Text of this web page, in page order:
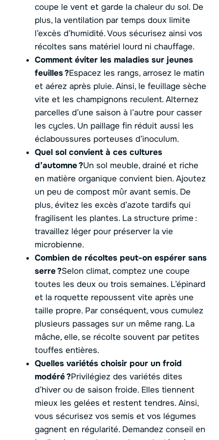
coupe le vent et garde la chaleur du sol. De
plus, la ventilation par temps doux limite
l’excès d’humidité. Vous sécurisez ainsi vos
récoltes sans matériel lourd ni chauffage.
Comment éviter les maladies sur jeunes
feuilles ?Espacez les rangs, arrosez le matin
et aérez après pluie. Ainsi, le feuillage sèche
vite et les champignons reculent. Alternez
parcelles d’une saison à l’autre pour casser
les cycles. Un paillage fin réduit aussi les
éclaboussures porteuses d’inoculum.
Quel sol convient à ces cultures
d’automne ?Un sol meuble, drainé et riche
en matière organique convient bien. Ajoutez
un peu de compost mûr avant semis. De
plus, évitez les excès d’azote tardifs qui
fragilisent les plantes. La structure prime :
travaillez léger pour préserver la vie
microbienne.
Combien de récoltes peut-on espérer sans
serre ?Selon climat, comptez une coupe
toutes les deux ou trois semaines. L’épinard
et la roquette repoussent vite après une
taille propre. Par conséquent, vous cumulez
plusieurs passages sur un même rang. La
mâche, elle, se récolte souvent par petites
touffes entières.
Quelles variétés choisir pour un froid
modéré ?Privilégiez des variétés dites
d’hiver ou de saison froide. Elles tiennent
mieux les gelées et restent tendres. Ainsi,
vous sécurisez vos semis et vos légumes
gagnent en régularité. Demandez conseil en